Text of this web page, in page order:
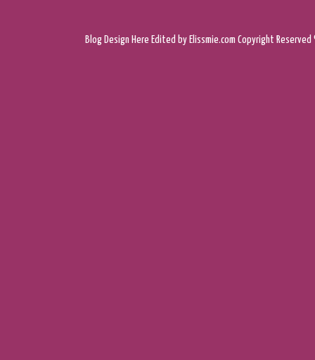
Blog Design Here Edited by Elissmie.com Copyright Reserved